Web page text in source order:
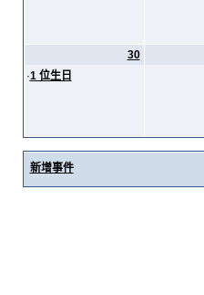
30
·1 位生日
新增事件